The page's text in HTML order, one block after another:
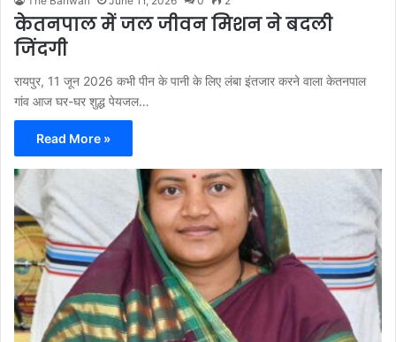
केतनपाल में जल जीवन मिशन ने बदली
जिंदगी
रायपुर, 11 जून 2026 कभी पीन के पानी के लिए लंबा इंतजार करने वाला केतनपाल
गांव आज घर-घर शुद्ध पेयजल…
Read More »